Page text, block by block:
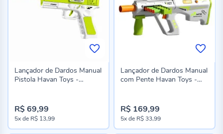
Lançador de Dardos Manual
Pistola Havan Toys -
R$ 69,99
5xde R$ 13,99
Lançador de Dardos Manual
com Pente Havan Toys -
R$ 169,99
5xde R$ 33,99